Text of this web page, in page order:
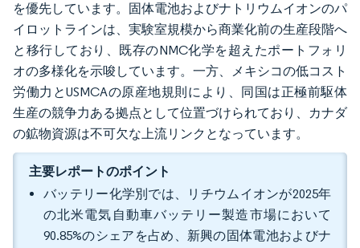
を優先しています。固体電池およびナトリウムイオンのパ
イロットラインは、実験室規模から商業化前の生産段階へ
と移行しており、既存のNMC化学を超えたポートフォリ
オの多様化を示唆しています。一方、メキシコの低コスト
労働力とUSMCAの原産地規則により、同国は正極前駆体
生産の競争力ある拠点として位置づけられており、カナダ
の鉱物資源は不可欠な上流リンクとなっています。
主要レポートのポイント
バッテリー化学別では、リチウムイオンが2025年
の北米電気自動車バッテリー製造市場において
90.85%のシェアを占め、新興の固体電池およびナ